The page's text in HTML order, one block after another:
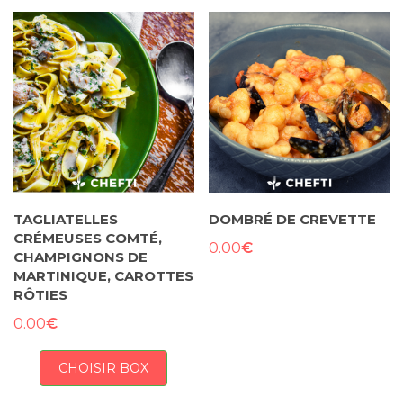
TAGLIATELLES
CRÉMEUSES COMTÉ,
CHAMPIGNONS DE
MARTINIQUE, CAROTTES
RÔTIES
0.00€
CHOISIR BOX
DOMBRÉ DE CREVETTE
0.00€